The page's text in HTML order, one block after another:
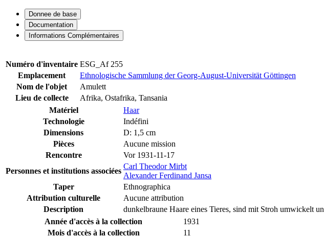
Donnee de base
Documentation
Informations Complémentaires
Numéro d'inventaire ESG_Af 255
Emplacement
Ethnologische Sammlung der Georg-August-Universität Göttingen
Nom de l'objet
Amulett
Lieu de collecte
Afrika, Ostafrika, Tansania
Matériel
Haar
Technologie
Indéfini
Dimensions
D: 1,5 cm
Pièces
Aucune mission
Rencontre
Vor 1931-11-17
Personnes et institutions associées
Carl Theodor Mirbt
Alexander Ferdinand Jansa
Taper
Ethnographica
Attribution culturelle
Aucune attribution
Description
dunkelbraune Haare eines Tieres, sind mit Stroh umwickelt
Année d'accès à la collection
1931
Mois d'accès à la collection
11